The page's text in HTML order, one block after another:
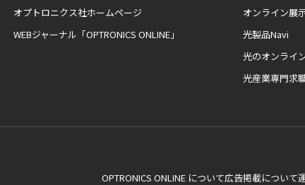
オプトロニクス社ホームページ
WEBジャーナル「OPTRONICS ONLINE」
オンライン展
光製品Navi
光のオンライ
光産業専門求
OPTRONICS ONLINE について広告掲載について